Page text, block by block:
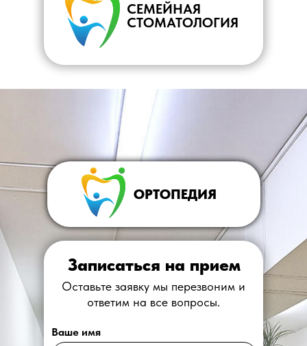
СЕМЕЙНАЯ
СТОМАТОЛОГИЯ
ОРТОПЕДИЯ
Оставьте заявку мы перезвоним и
ответим на все вопросы.
Записаться на прием
Ваше имя